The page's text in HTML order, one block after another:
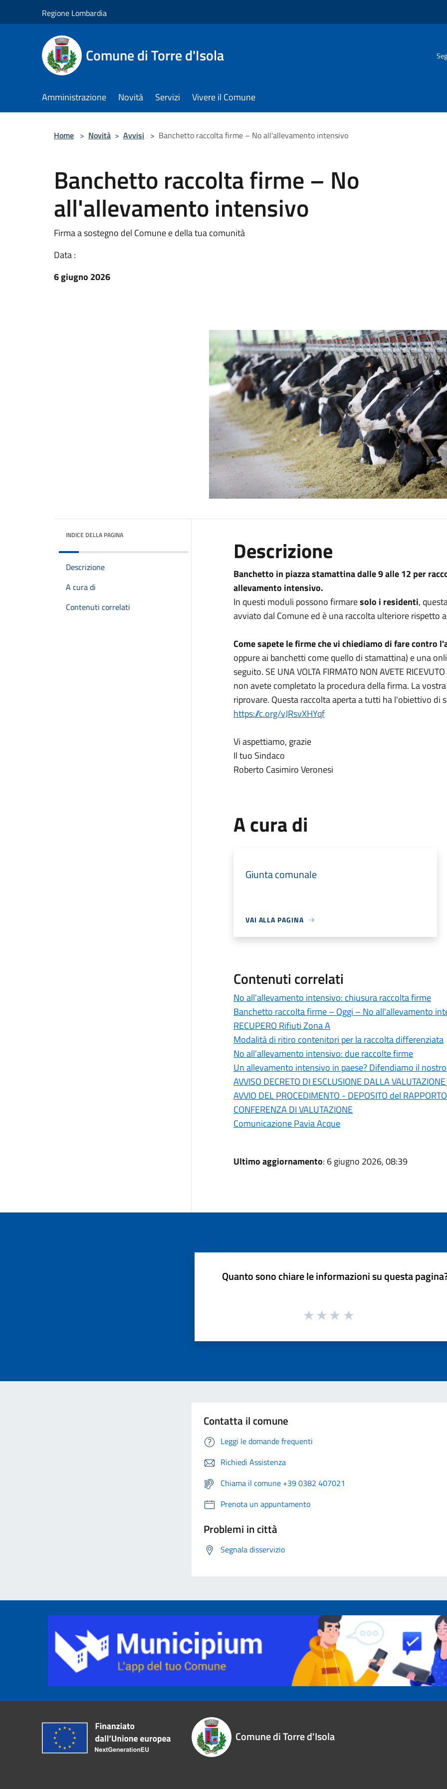
Regione Lombardia
Comune di Torre d'Isola
Amministrazione Novità Servizi Vivere il Comune
Home > Novità > Avvisi > Banchetto raccolta firme – No all'allevamento intensivo
Banchetto raccolta firme – No
all'allevamento intensivo
Firma a sostegno del Comune e della tua comunità
Data :
6 giugno 2026
INDICE DELLA PAGINA
Descrizione
A cura di
Contenuti correlati
Descrizione
Banchetto in piazza stamattina dalle 9 alle 12 per
allevamento intensivo.
In questi moduli possono firmaresolo i residenti,
avviato dal Comune ed è una raccolta ulteriore rispetto
Come sapete le firme che vi chiediamo di fare contro
oppure ai banchetti come quello di stamattina) e una
seguito. SE UNA VOLTA FIRMATO NON AVETE
non avete completato la procedura della firma. La
riprovare. Questa raccolta aperta a tutti ha l'obiettivo di
https://c.org/vJRsvXHYqf
Vi aspettiamo, grazie
Il tuo Sindaco
Roberto Casimiro Veronesi
A cura di
Giunta comunale
VAI ALLA PAGINA
Contenuti correlati
No all'allevamento intensivo: chiusura raccolta firme
Banchetto raccolta firme – Oggi – No all'allevamento
RECUPERO Rifiuti Zona A
Modalità di ritiro contenitori per la raccolta differenziata
No all'allevamento intensivo: due raccolte firme
Un allevamento intensivo in paese? Difendiamo il
AVVISO DECRETO DI ESCLUSIONE DALLA
AVVIO DEL PROCEDIMENTO - DEPOSITO del
CONFERENZA DI VALUTAZIONE
Comunicazione Pavia Acque
Ultimo aggiornamento: 6 giugno 2026, 08:39
Quanto sono chiare le informazioni su questa
Contatta il comune
Leggi le domande frequenti
Richiedi Assistenza
Chiama il comune +39 0382 407021
Prenota un appuntamento
Problemi in città
Segnala disservizio
Comune di Torre d'Isola